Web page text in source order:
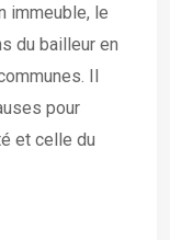
immeuble, le
du bailleur en
Il
pour
et celle du